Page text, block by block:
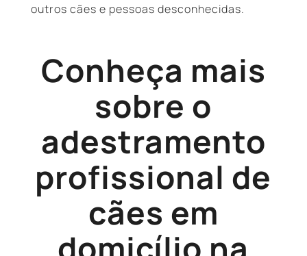
outros cães e pessoas desconhecidas.
Conheça mais
sobre o
adestramento
profissional de
cães em